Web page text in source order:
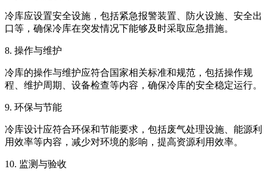
冷库应设置安全设施，包括紧急报警装置、防火设施、安全出
口等，确保冷库在突发情况下能够及时采取应急措施。
8. 操作与维护
冷库的操作与维护应符合国家相关标准和规范，包括操作规
程、维护周期、设备检查等内容，确保冷库的安全稳定运行。
9. 环保与节能
冷库设计应符合环保和节能要求，包括废气处理设施、能源利
用效率等内容，减少对环境的影响，提高资源利用效率。
10. 监测与验收